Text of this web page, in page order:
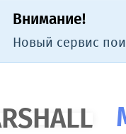
Внимание!
Новый сервис